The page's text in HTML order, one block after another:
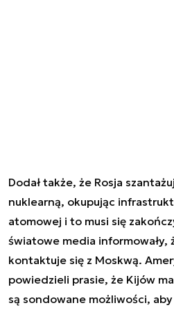
Dodał także, że Rosja
nuklearną, okupując
atomowej i to musi się
światowe media informowały,
kontaktuje się z Moskwą.
powiedzieli prasie, że Kijów
są sondowane możliwości,